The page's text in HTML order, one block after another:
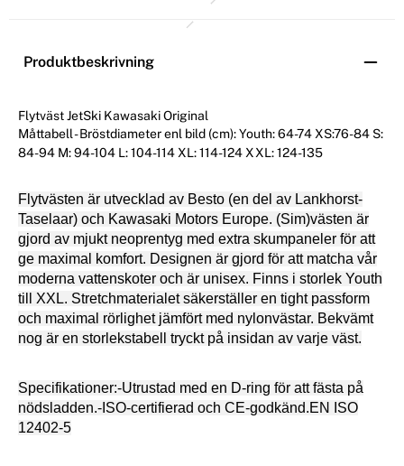
Produktbeskrivning
Flytväst JetSki Kawasaki Original
Måttabell - Bröstdiameter enl bild (cm):Youth: 64-74 XS:76-84 S:
84-94 M: 94-104 L: 104-114 XL: 114-124 XXL: 124-135
Flytvästen är utvecklad av Besto (en del av Lankhorst-
Taselaar) och Kawasaki Motors Europe. (Sim)västen är
gjord av mjukt neoprentyg med extra skumpaneler för att
ge maximal komfort. Designen är gjord för att matcha vår
moderna vattenskoter och är unisex. Finns i storlek Youth
till XXL. Stretchmaterialet säkerställer en tight passform
och maximal rörlighet jämfört med nylonvästar. Bekvämt
nog är en storlekstabell tryckt på insidan av varje väst.
Specifikationer:-Utrustad med en D-ring för att fästa på
nödsladden.-ISO-certifierad och CE-godkänd.EN ISO
12402-5